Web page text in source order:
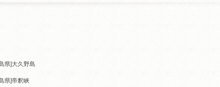
県]大久野島
県]帝釈峡